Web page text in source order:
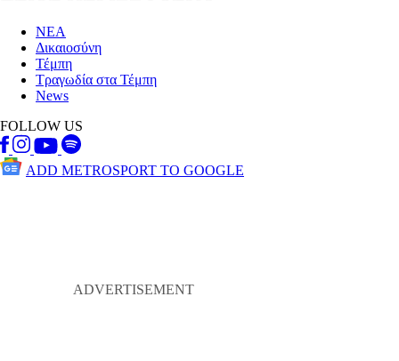
ΝΕΑ
Δικαιοσύνη
Τέμπη
Τραγωδία στα Τέμπη
News
FOLLOW US
ADD METROSPORT TO GOOGLE